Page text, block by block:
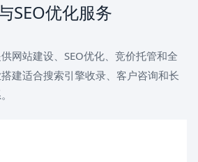
SEO优化服务
网站建设、SEO优化、竞价托管和全
建适合搜索引擎收录、客户咨询和长